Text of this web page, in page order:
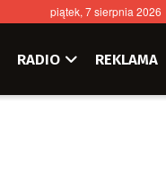
piątek, 7 sierpnia 2026
RADIO REKLAMA